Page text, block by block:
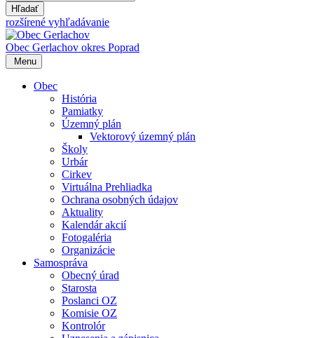
Hľadať
rozšírené vyhľadávanie
Obec Gerlachov okres Poprad
Menu
Obec
História
Pamiatky
Územný plán
Vektorový územný plán
Školy
Urbár
Cirkev
Virtuálna Prehliadka
Ochrana osobných údajov
Aktuality
Kalendár akcií
Fotogaléria
Organizácie
Samospráva
Obecný úrad
Starosta
Poslanci OZ
Komisie OZ
Kontrolór